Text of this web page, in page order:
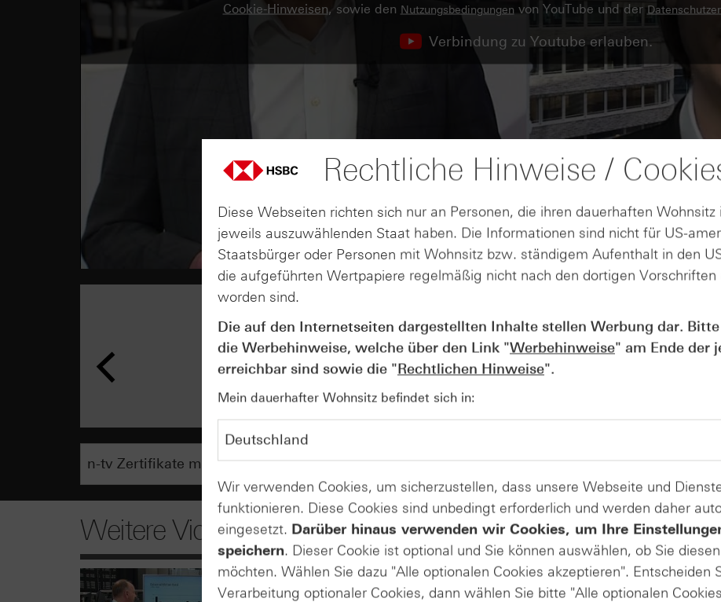
Cookie-Hinweisen, sowie den Nutzungsbedingungen von YouTube und der
Verbindung zu Youtube erlauben.
AUGUST
04
Der Blick ins Kleingedruckte: Kosten &
Kündigungen bei Derivaten - Webinar
vom 04.08.2026
Weitere Videos
Rechtliche Hinweise /
Diese Webseiten richten sich nur an Personen, die ihren dauerhaften
jeweils auszuwählenden Staat haben. Die Informationen sind nicht für US-
Staatsbürger oder Personen mit Wohnsitz bzw. ständigem Aufenthalt in den
die aufgeführten Wertpapiere regelmäßig nicht nach den dortigen
worden sind.
Die auf den Internetseiten dargestellten Inhalte stellen Werbung dar.
die Werbehinweise, welche über den Link "Werbehinweise" am Ende der
erreichbar sind sowie die "Rechtlichen Hinweise".
Mein dauerhafter Wohnsitz befindet sich in:
Wir verwenden Cookies, um sicherzustellen, dass unsere Webseite und
funktionieren. Diese Cookies sind unbedingt erforderlich und werden daher
eingesetzt. Darüber hinaus verwenden wir Cookies, um Ihre
speichern. Dieser Cookie ist optional und Sie können auswählen, ob Sie
möchten. Wählen Sie dazu "Alle optionalen Cookies akzeptieren". Entscheiden
Verarbeitung optionaler Cookies, dann wählen Sie bitte "Alle optionalen